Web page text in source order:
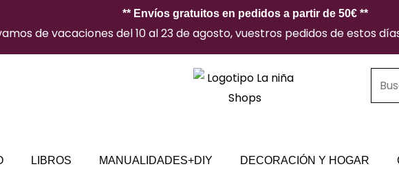
** Envíos gratuitos en pedidos a partir de 50€ **
de vacaciones del 10 al 23 de agosto, vuestros pedidos de estos
LIBROS MANUALIDADES+DIY DECORACIÓN Y HOGAR